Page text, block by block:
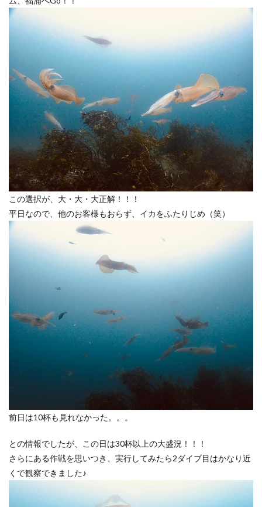
この選択が、大・大・大正解！！！
平日なので、他のお客様もおらず、イカをふたりじめ（笑）
前日は10杯も見れなかった。。。
との情報でしたが、この日は30杯以上の大盛況！！！
さらにある作戦を思いつき、実行してみたら2ダイブ目はかなり近
くで観察できました♪